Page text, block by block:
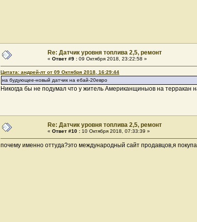
Re: Датчик уровня топлива 2,5, ремонт
« Ответ #9 : 09 Октября 2018, 23:22:58 »
Цитата: андрей-лт от 09 Октября 2018, 16:29:44
на будующее-новый датчик на ебай-20евро
Никогда бы не подумал что у житель Американщиныов на терракан
Re: Датчик уровня топлива 2,5, ремонт
« Ответ #10 : 10 Октября 2018, 07:33:39 »
почему именно оттуда?это международный сайт продавцов,я